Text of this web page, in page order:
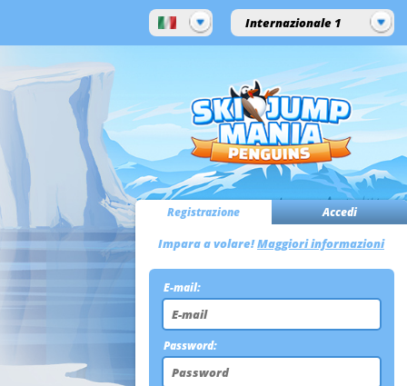
Internazionale 1
Registrazione Accedi
Impara a volare!Maggiori informazioni
E-mail:
Password: